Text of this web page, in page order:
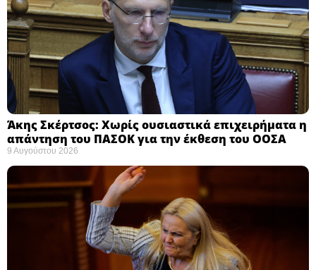
Άκης Σκέρτσος: Χωρίς ουσιαστικά επιχειρήματα η
απάντηση του ΠΑΣΟΚ για την έκθεση του ΟΟΣΑ ​
9 Αυγούστου 2026